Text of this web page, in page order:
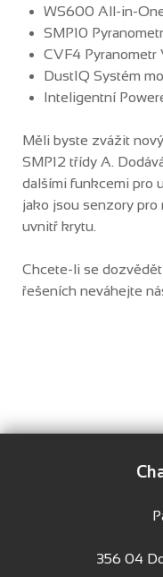
WS600 All-in-
SMP10 Pyranometr
CVF4
DustIQ Systém
Inteligentní
Měli byste zvážit
SMP12 třídy A.
dalšími funkcemi pro
jako jsou senzory
uvnitř krytu.
Chcete-li se
řešeních neváhejte
356 04